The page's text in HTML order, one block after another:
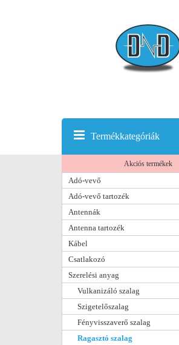
Termékkategóriák
Akciós termékek
Adó-vevő
Adó-vevő tartozék
Antennák
Antenna tartozék
Kábel
Csatlakozó
Szerelési anyag
Vulkanizáló szalag
Szigetelőszalag
Fényvisszaverő szalag
Ragasztó szalag